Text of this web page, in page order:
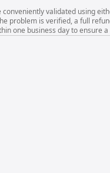
validated using
problem is verified, a full
one business day to ensure